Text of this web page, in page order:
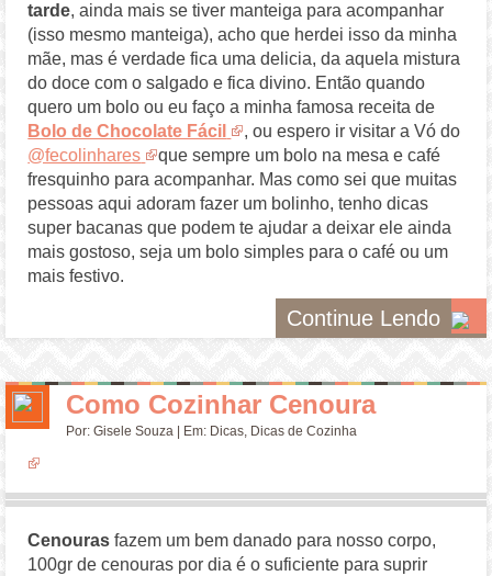
tarde, ainda mais se tiver manteiga para acompanhar
(isso mesmo manteiga), acho que herdei isso da minha
mãe, mas é verdade fica uma delicia, da aquela mistura
do doce com o salgado e fica divino. Então quando
quero um bolo ou eu faço a minha famosa receita de
Bolo de Chocolate Fácil
, ou espero ir visitar a Vó do
@fecolinhares
que sempre um bolo na mesa e café
fresquinho para acompanhar. Mas como sei que muitas
pessoas aqui adoram fazer um bolinho, tenho dicas
super bacanas que podem te ajudar a deixar ele ainda
mais gostoso, seja um bolo simples para o café ou um
mais festivo.
Continue Lendo
Como Cozinhar Cenoura
Por:Gisele Souza | Em: Dicas, Dicas de Cozinha
Cenouras fazem um bem danado para nosso corpo,
100gr de cenouras por dia é o suficiente para suprir